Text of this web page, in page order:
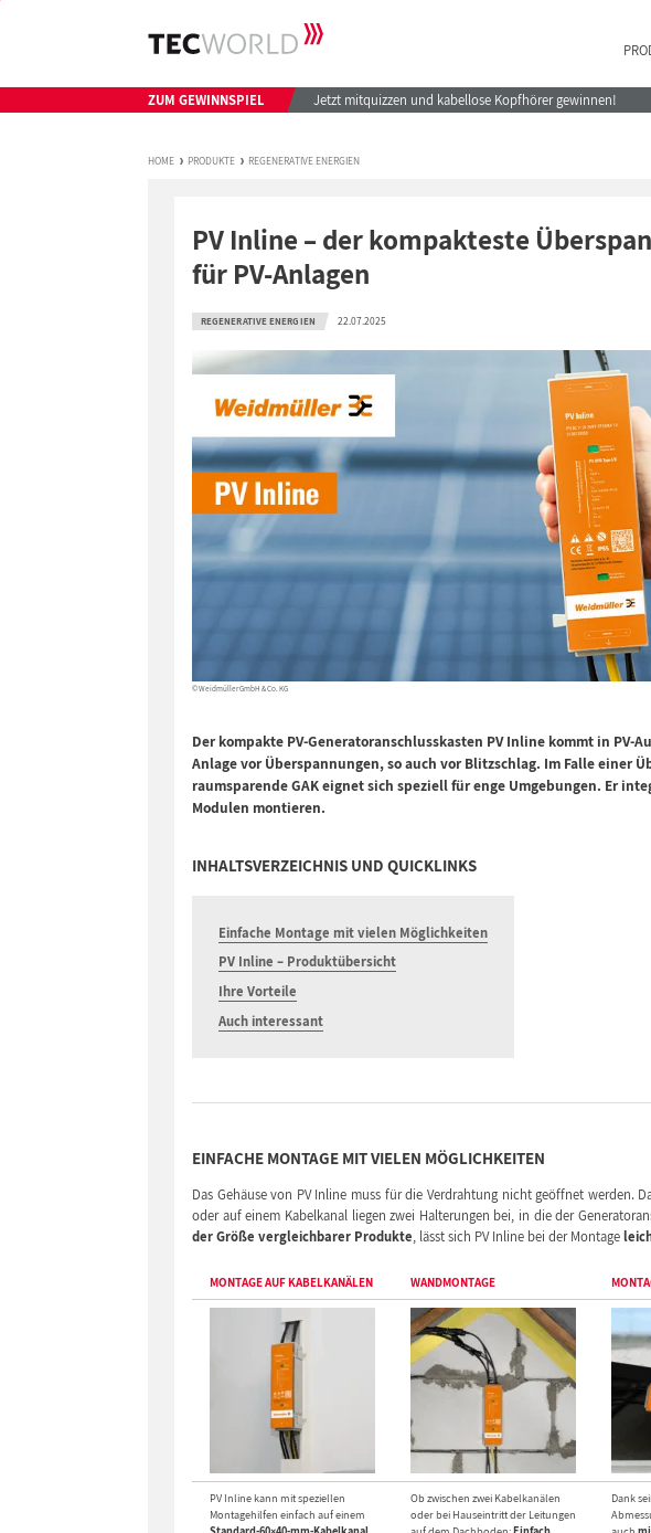
ZUM GEWINNSPIEL Jetzt mitquizzen und kabellose Kopfhörer gewinnen!
HOME PRODUKTE REGENERATIVE ENERGIEN
PV Inline – der kompakteste
für PV-Anlagen
REGENERATIVE ENERGIEN 22.07.2025
© Weidmüller GmbH & Co. KG
Der kompakte PV-Generatoranschlusskasten PV Inline kommt in PV-
Anlage vor Überspannungen, so auch vor Blitzschlag. Im Falle einer
raumsparende GAK eignet sich speziell für enge Umgebungen. Er
Modulen montieren.
INHALTSVERZEICHNIS UND QUICKLINKS
Einfache Montage mit vielen Möglichkeiten
PV Inline – Produktübersicht
Ihre Vorteile
Auch interessant
EINFACHE MONTAGE MIT VIELEN MÖGLICHKEITEN
Das Gehäuse von PV Inline muss für die Verdrahtung nicht geöffnet werden.
oder auf einem Kabelkanal liegen zwei Halterungen bei, in die der
der Größe vergleichbarer Produkte, lässt sich PV Inline bei der Montage
MONTAGE AUF KABELKANÄLEN WANDMONTAGE
PV Inline kann mit speziellen
Montagehilfen einfach auf einem
Ob zwischen zwei Kabelkanälen
oder bei Hauseintritt der Leitungen
Dank